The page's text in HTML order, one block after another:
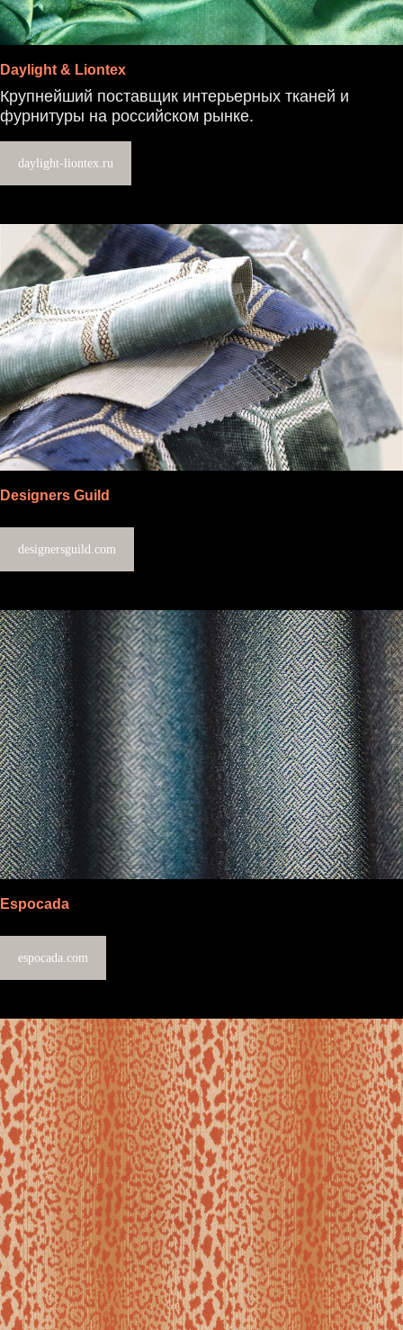
Daylight & Liontex
Крупнейший поставщик интерьерных тканей и
фурнитуры на российском рынке.
daylight-liontex.ru
Designers Guild
designersguild.com
Espocada
espocada.com